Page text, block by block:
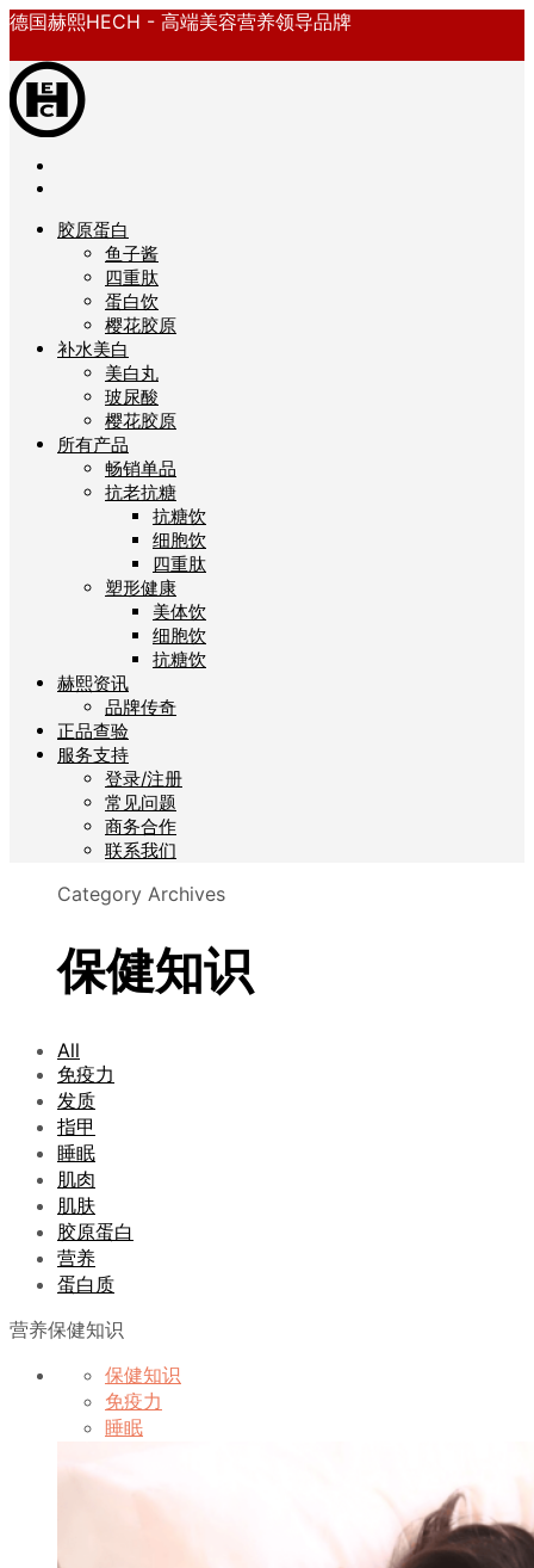
德国赫熙HECH - 高端美容营养领导品牌
胶原蛋白
鱼子酱
四重肽
蛋白饮
樱花胶原
补水美白
美白丸
玻尿酸
樱花胶原
所有产品
畅销单品
抗老抗糖
抗糖饮
细胞饮
四重肽
塑形健康
美体饮
细胞饮
抗糖饮
赫熙资讯
品牌传奇
正品查验
服务支持
登录/注册
常见问题
商务合作
联系我们
Category Archives
保健知识
All
免疫力
发质
指甲
睡眠
肌肉
肌肤
胶原蛋白
营养
蛋白质
营养保健知识
保健知识
免疫力
睡眠